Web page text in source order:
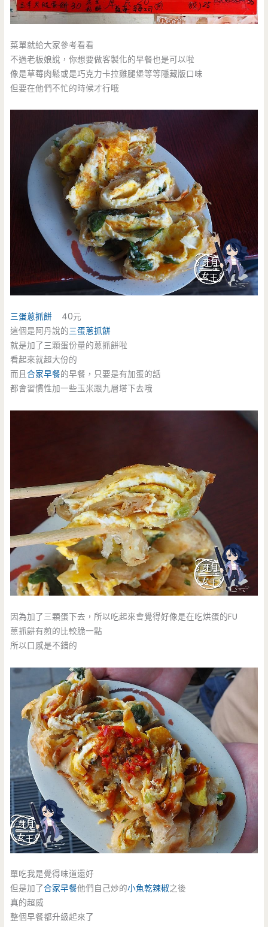
菜單就給大家參考看看
不過老板娘說，你想要做客製化的早餐也是可以啦
像是草莓肉鬆或是巧克力卡拉雞腿堡等等隱藏版口味
但要在他們不忙的時候才行哦
三蛋蔥抓餅 40元
這個是阿丹說的三蛋蔥抓餅
就是加了三顆蛋份量的蔥抓餅啦
看起來就超大份的
而且合家早餐的早餐，只要是有加蛋的話
都會習慣性加一些玉米跟九層塔下去哦
因為加了三顆蛋下去，所以吃起來會覺得好像是在吃烘蛋的FU
蔥抓餅有煎的比較脆一點
所以口感是不錯的
單吃我是覺得味道還好
但是加了合家早餐他們自己炒的小魚乾辣椒之後
真的超威
整個早餐都升級起來了